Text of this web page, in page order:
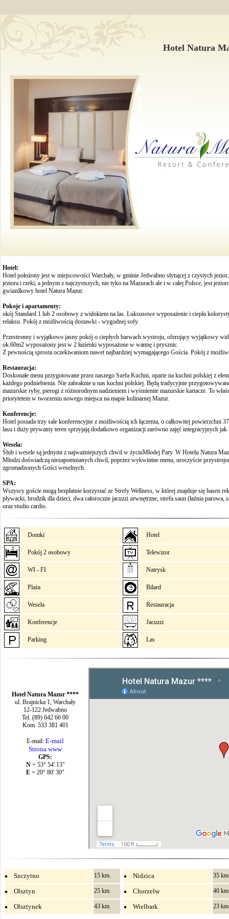
Hotel Natura
Hotel:
Hotel poło­żony jest w miej­sco­wo­ści War­chały, w gmi­nie Jedwabno sły­ną­cej z czy­stych
jeziora i rzeki, a jed­nym z naj­czyst­szych, nie tyko na Mazu­rach ale i w całej Pol­sce, jest
gwiazd­kowy hotel Natura Mazur.
Pokoje i apartamenty:
okój Standard 1 lub 2 osobowy z widokiem na las. Luksusowe wyposażenie i ciepła
relaksu. Pokój z możliwością dostawki - wygodnej sofy.
Przestronny i wyjątkowo jasny pokój o ciepłych barwach wystroju, oferujący wyjątkowy
ok.60m2 wyposażony jest w 2 łazienki wyposażone w wannę i prysznic.
Z pewnością sprosta oczekiwaniom nawet najbardziej wymagającego Gościa. Pokój z
Restauracja:
Doskonałe menu przygotowane przez naszego Szefa Kuchni, oparte na kuchni polskiej z
każdego podniebienia. Nie zabraknie u nas kuchni polskiej. Będą tradycyjnie
mazurskie ryby, pierogi z różnorodnym nadzieniem i wyśmienite mazurskie kartacze. To
priorytetem w tworzeniu nowego miejsca na mapie kulinarnej Mazur.
Konferencje:
Hotel posiada trzy sale konferencyjne z możliwością ich łączenia, o całkowitej powierzchni
lasu i duży prywatny teren sprzyjają dodatkowo organizacji zarówno zajęć integracyjnych
Wesela:
Ślub i wesele są jednymi z najważniejszych chwil w życiuMłodej Pary. W Hotelu Natura
Młodzi doświadczą niezapomnianych chwil, poprzez wykwintne menu, uroczyście
zgromadzonych Gości weselnych.
SPA:
Wszyscy goście mogą bezpłatnie korzystać ze Strefy Wellness, w której znajduje się basen
pływacki, brodzik dla dzieci, dwa całoroczne jacuzzi zewnętrzne, strefa saun (łaźnia
oraz studio cardio.
Domki Hotel
Pokój 2 osobowy Telewizor
WI - FI Natrysk
Plaża Bilard
Wesela Restauracja
Konferencje Jacuzzi
Parking Las
Hotel Natura Mazur ****
ul. Brajnicka 1, Warchały
12-122 Jedwabno
Tel. (89) 642 66 00
Kom. 533 381 401
E-mail: E-mail
Strona www
GPS:
N= 53° 54' 13"
E = 20° 80' 30"
Szczytno 15 km.
Olsztyn 25 km.
Olsztynek 43 km.
Nidzica 35
Chorzelw 40
Wielbark 23